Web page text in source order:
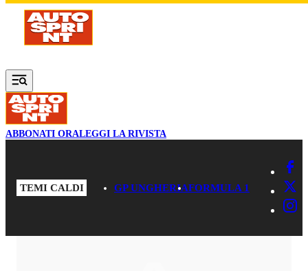
Vai al contenuto principale
ABBONATI ORALEGGI LA RIVISTA
TEMI CALDI GP UNGHERIAFORMULA 1